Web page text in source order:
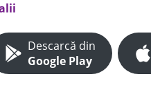
Descarcă din
Google Play